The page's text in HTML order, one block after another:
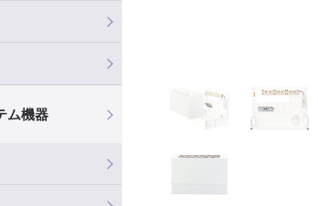
ム機器